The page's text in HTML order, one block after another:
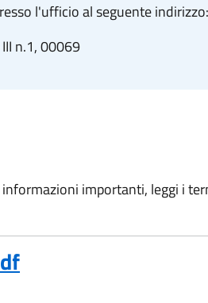
l'ufficio al seguente indirizzo:
n.1, 00069
importanti, leggi i